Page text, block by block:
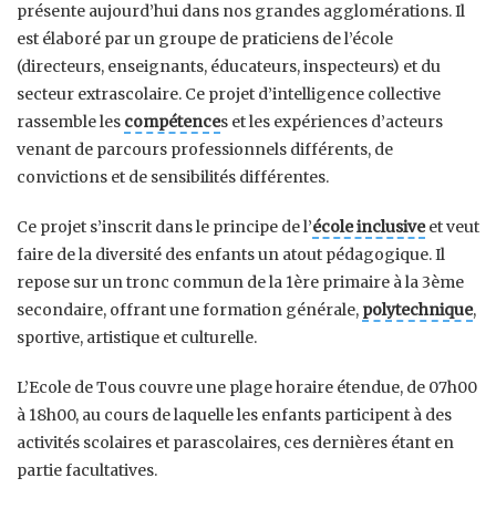
présente aujourd’hui dans nos grandes agglomérations. Il
est élaboré par un groupe de praticiens de l’école
(directeurs, enseignants, éducateurs, inspecteurs) et du
secteur extrascolaire. Ce projet d’intelligence collective
rassemble les compétences et les expériences d’acteurs
venant de parcours professionnels différents, de
convictions et de sensibilités différentes.
Ce projet s’inscrit dans le principe de l’école inclusiveet veut
faire de la diversité des enfants un atout pédagogique. Il
repose sur un tronc commun de la 1ère primaire à la 3ème
secondaire, offrant une formation générale, polytechnique,
sportive, artistique et culturelle.
L’Ecole de Tous couvre une plage horaire étendue, de 07h00
à 18h00, au cours de laquelle les enfants participent à des
activités scolaires et parascolaires, ces dernières étant en
partie facultatives.